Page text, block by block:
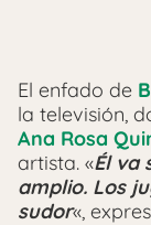
El enfado de
la televisión,
Ana Rosa
artista. «Él va
amplio. Los
sudor«,